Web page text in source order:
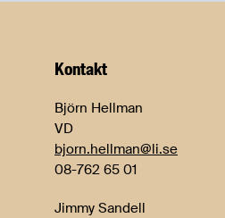
Kontakt
Björn Hellman
VD
bjorn.hellman@li.se
08-762 65 01
Jimmy Sandell